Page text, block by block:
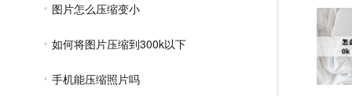
图片怎么压缩变小
如何将图片压缩到300k以下
手机能压缩照片吗